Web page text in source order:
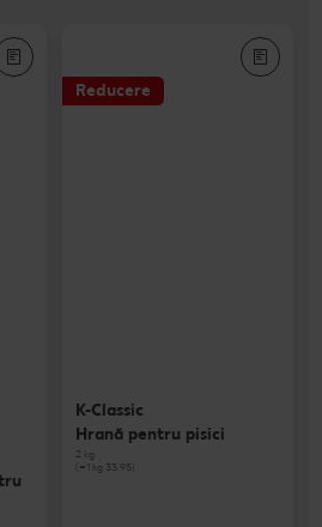
Reducere
K-Classic
Hrană pentru pisici
2 kg
(=1 kg 33.95)